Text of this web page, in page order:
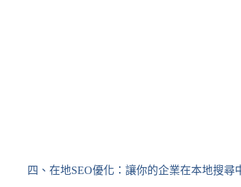
四、在地SEO優化：讓你的企業在本地搜尋